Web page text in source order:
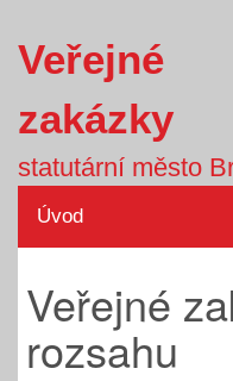
Veřejné
zakázky
statutární město
Úvod
Veřejné
rozsahu